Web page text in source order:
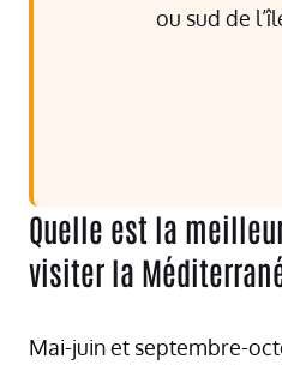
ou sud de
Quelle est la
visiter la
Mai-juin et septembre-